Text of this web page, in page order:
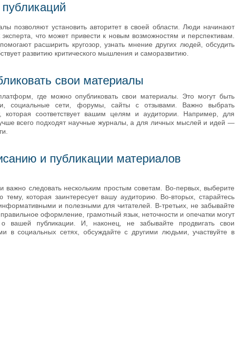
позволяют установить авторитет в своей области. Люди начинают
эксперта, что может привести к новым возможностям и перспективам.
расширить кругозор, узнать мнение других людей, обсудить
развитию критического мышления и саморазвитию.
свои материалы
где можно опубликовать свои материалы. Это могут быть
социальные сети, форумы, сайты с отзывами. Важно выбрать
которая соответствует вашим целям и аудитории. Например, для
всего подходят научные журналы, а для личных мыслей и идей —
и публикации материалов
важно следовать нескольким простым советам. Во-первых, выберите
тему, которая заинтересует вашу аудиторию. Во-вторых, старайтесь
и полезными для читателей. В-третьих, не забывайте
оформление, грамотный язык, неточности и опечатки могут
о вашей публикации. И, наконец, не забывайте продвигать свои
в социальных сетях, обсуждайте с другими людьми, участвуйте в